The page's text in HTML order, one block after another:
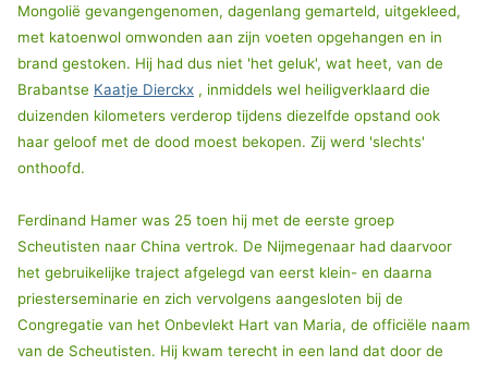
Mongolië gevangengenomen, dagenlang gemarteld, uitgekleed,
met katoenwol omwonden aan zijn voeten opgehangen en in
brand gestoken. Hij had dus niet 'het geluk', wat heet, van de
Brabantse Kaatje Dierckx , inmiddels wel heiligverklaard die
duizenden kilometers verderop tijdens diezelfde opstand ook
haar geloof met de dood moest bekopen. Zij werd 'slechts'
onthoofd.
Ferdinand Hamer was 25 toen hij met de eerste groep
Scheutisten naar China vertrok. De Nijmegenaar had daarvoor
het gebruikelijke traject afgelegd van eerst klein- en daarna
priesterseminarie en zich vervolgens aangesloten bij de
Congregatie van het Onbevlekt Hart van Maria, de officiële naam
van de Scheutisten. Hij kwam terecht in een land dat door de